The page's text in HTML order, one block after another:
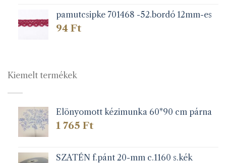
pamutcsipke 701468 -52.bordó 12mm-es
94 Ft
Kiemelt termékek
Elönyomott kézimunka 60*90 cm párna
1 765 Ft
SZATÉN f.pánt 20-mm c.1160 s.kék